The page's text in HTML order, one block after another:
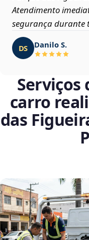
Atendimento
segurança durante
DS Danilo S.
Serviços
carro
das